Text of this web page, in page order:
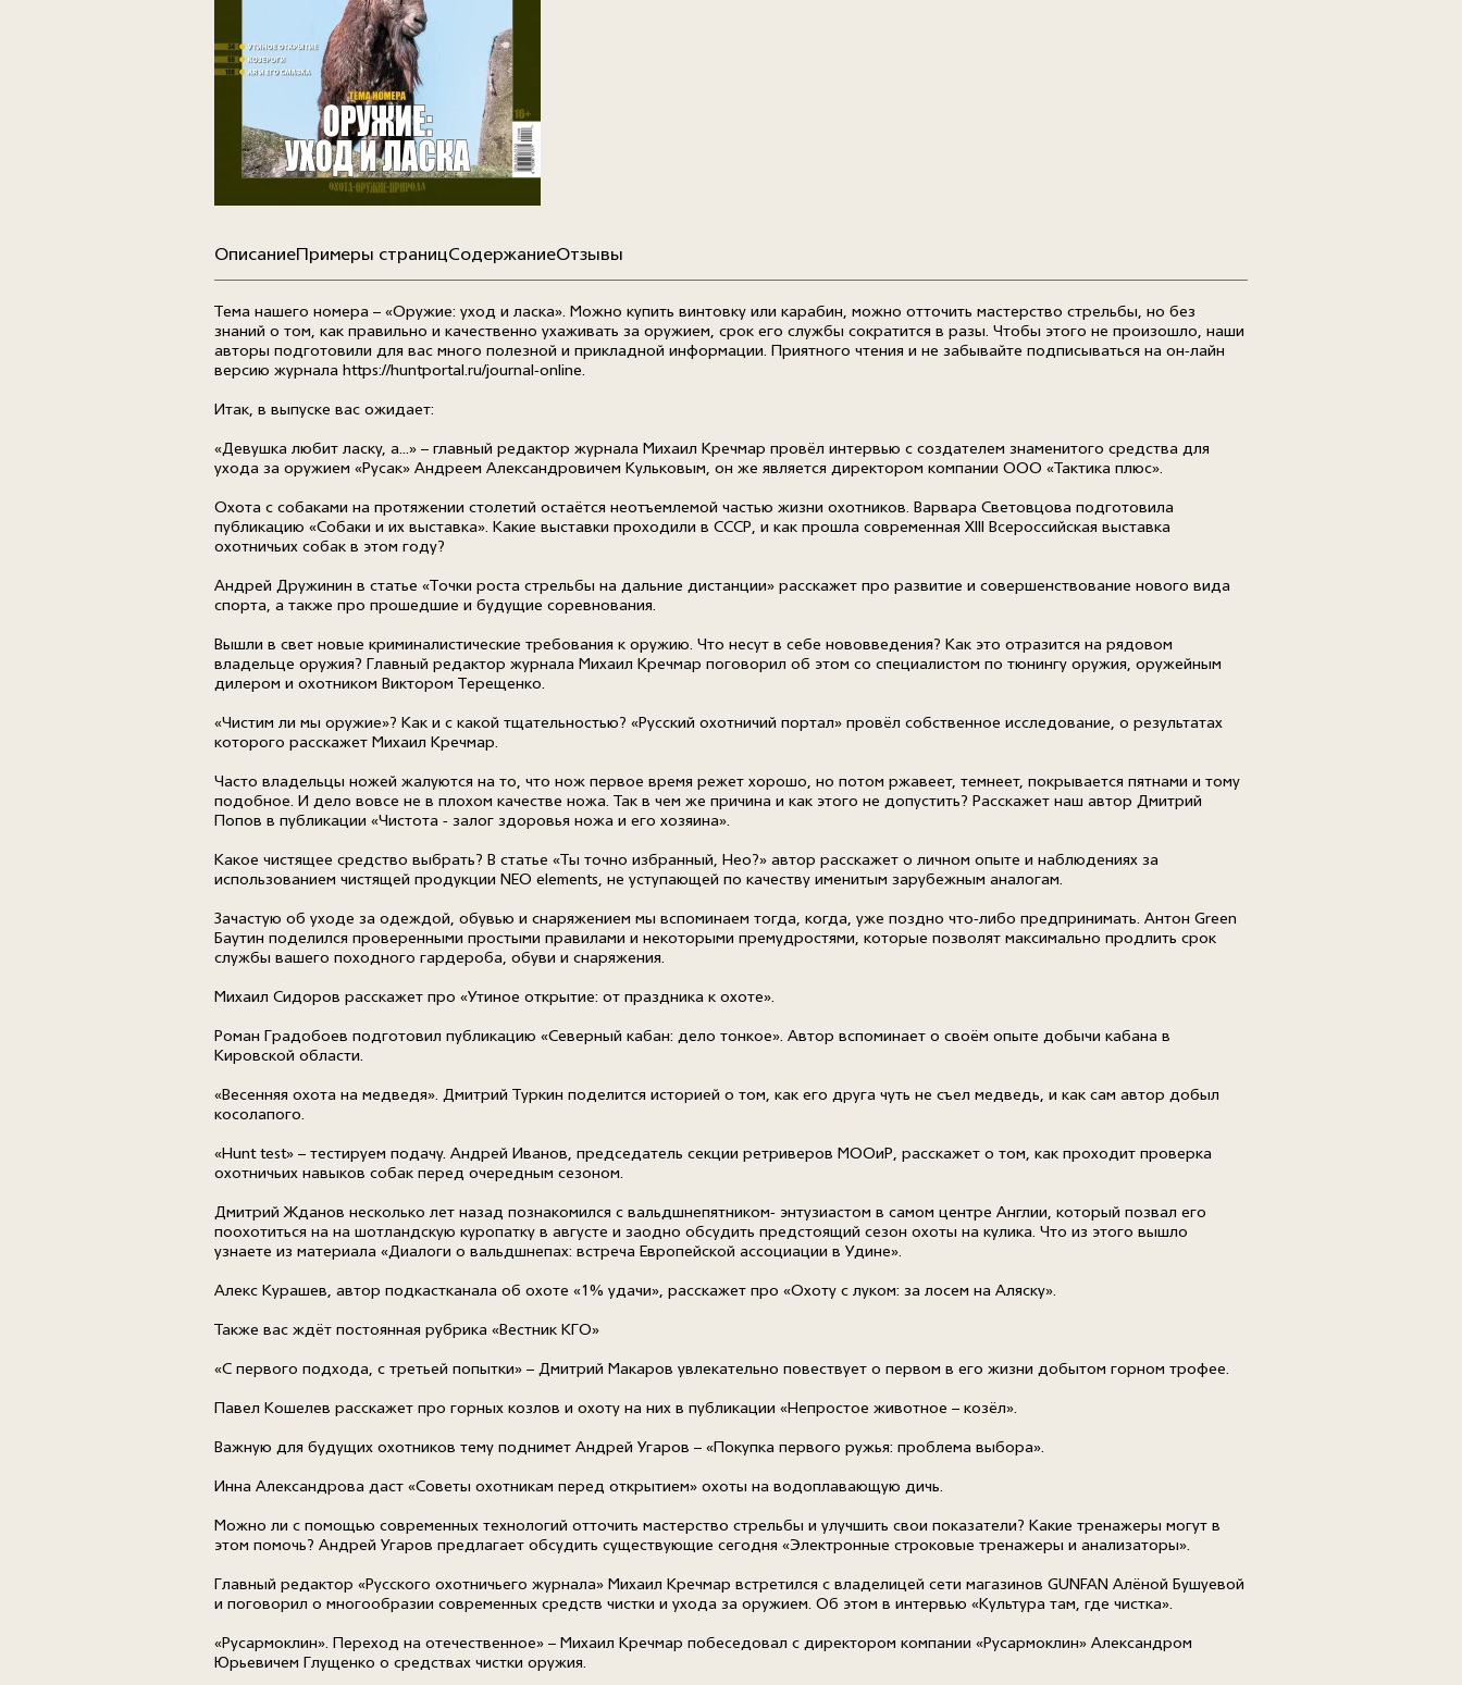
ОписаниеПримеры страницСодержаниеОтзывы
Тема нашего номера – «Оружие: уход и ласка». Можно купить винтовку или карабин, можно отточить мастерство стрельбы, но без
знаний о том, как правильно и качественно ухаживать за оружием, срок его службы сократится в разы. Чтобы этого не произошло, наши
авторы подготовили для вас много полезной и прикладной информации. Приятного чтения и не забывайте подписываться на он-лайн
версию журнала https://huntportal.ru/journal-online.
Итак, в выпуске вас ожидает:
«Девушка любит ласку, а...» – главный редактор журнала Михаил Кречмар провёл интервью с создателем знаменитого средства для
ухода за оружием «Русак» Андреем Александровичем Кульковым, он же является директором компании ООО «Тактика плюс».
Охота с собаками на протяжении столетий остаётся неотъемлемой частью жизни охотников. Варвара Световцова подготовила
публикацию «Собаки и их выставка». Какие выставки проходили в СССР, и как прошла современная XIII Всероссийская выставка
охотничьих собак в этом году?
Андрей Дружинин в статье «Точки роста стрельбы на дальние дистанции» расскажет про развитие и совершенствование нового вида
спорта, а также про прошедшие и будущие соревнования.
Вышли в свет новые криминалистические требования к оружию. Что несут в себе нововведения? Как это отразится на рядовом
владельце оружия? Главный редактор журнала Михаил Кречмар поговорил об этом со специалистом по тюнингу оружия, оружейным
дилером и охотником Виктором Терещенко.
«Чистим ли мы оружие»? Как и с какой тщательностью? «Русский охотничий портал» провёл собственное исследование, о результатах
которого расскажет Михаил Кречмар.
Часто владельцы ножей жалуются на то, что нож первое время режет хорошо, но потом ржавеет, темнеет, покрывается пятнами и тому
подобное. И дело вовсе не в плохом качестве ножа. Так в чем же причина и как этого не допустить? Расскажет наш автор Дмитрий
Попов в публикации «Чистота - залог здоровья ножа и его хозяина».
Какое чистящее средство выбрать? В статье «Ты точно избранный, Нео?» автор расскажет о личном опыте и наблюдениях за
использованием чистящей продукции NEO elements, не уступающей по качеству именитым зарубежным аналогам.
Зачастую об уходе за одеждой, обувью и снаряжением мы вспоминаем тогда, когда, уже поздно что-либо предпринимать. Антон Green
Баутин поделился проверенными простыми правилами и некоторыми премудростями, которые позволят максимально продлить срок
службы вашего походного гардероба, обуви и снаряжения.
Михаил Сидоров расскажет про «Утиное открытие: от праздника к охоте».
Роман Градобоев подготовил публикацию «Северный кабан: дело тонкое». Автор вспоминает о своём опыте добычи кабана в
Кировской области.
«Весенняя охота на медведя». Дмитрий Туркин поделится историей о том, как его друга чуть не съел медведь, и как сам автор добыл
косолапого.
«Hunt test» – тестируем подачу. Андрей Иванов, председатель секции ретриверов МООиР, расскажет о том, как проходит проверка
охотничьих навыков собак перед очередным сезоном.
Дмитрий Жданов несколько лет назад познакомился с вальдшнепятником- энтузиастом в самом центре Англии, который позвал его
поохотиться на на шотландскую куропатку в августе и заодно обсудить предстоящий сезон охоты на кулика. Что из этого вышло
узнаете из материала «Диалоги о вальдшнепах: встреча Европейской ассоциации в Удине».
Алекс Курашев, автор подкастканала об охоте «1% удачи», расскажет про «Охоту с луком: за лосем на Аляску».
Также вас ждёт постоянная рубрика «Вестник КГО»
«С первого подхода, с третьей попытки» – Дмитрий Макаров увлекательно повествует о первом в его жизни добытом горном трофее.
Павел Кошелев расскажет про горных козлов и охоту на них в публикации «Непростое животное – козёл».
Важную для будущих охотников тему поднимет Андрей Угаров – «Покупка первого ружья: проблема выбора».
Инна Александрова даст «Советы охотникам перед открытием» охоты на водоплавающую дичь.
Можно ли с помощью современных технологий отточить мастерство стрельбы и улучшить свои показатели? Какие тренажеры могут в
этом помочь? Андрей Угаров предлагает обсудить существующие сегодня «Электронные строковые тренажеры и анализаторы».
Главный редактор «Русского охотничьего журнала» Михаил Кречмар встретился с владелицей сети магазинов GUNFAN Алёной Бушуевой
и поговорил о многообразии современных средств чистки и ухода за оружием. Об этом в интервью «Культура там, где чистка».
«Русармоклин». Переход на отечественное» – Михаил Кречмар побеседовал с директором компании «Русармоклин» Александром
Юрьевичем Глущенко о средствах чистки оружия.